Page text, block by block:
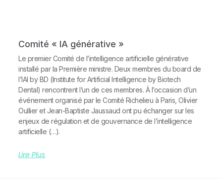
Comité « IA générative »
Le premier Comité de l’intelligence artificielle générative
installé par la Première ministre. Deux membres du board de
l’IAI by BD (Institute for Artificial Intelligence by Biotech
Dental) rencontrent l’un de ces membres. À l’occasion d’un
événement organisé par le Comité Richelieu à Paris, Olivier
Oullier et Jean-Baptiste Jaussaud ont pu échanger sur les
enjeux de régulation et de gouvernance de l’intelligence
artificielle (…).
Lire Plus